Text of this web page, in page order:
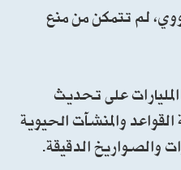
لم تتمكن من منع
على تحديث
والمنشآت الحيوية
والصواريخ الدقيقة.